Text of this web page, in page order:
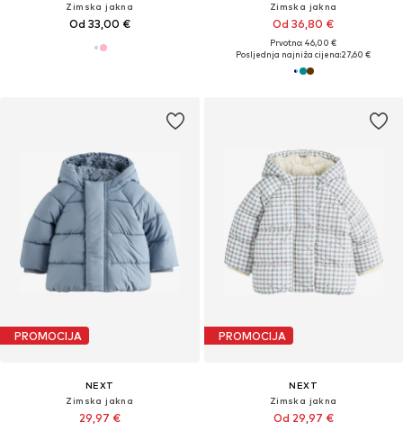
Zimska jakna
Od 33,00 €
Zimska jakna
Od 36,80 €
Prvotno: 46,00 €
Posljednja najniža cijena:27,60 €
PROMOCIJA
NEXT
Zimska jakna
29,97 €
PROMOCIJA
NEXT
Zimska jakna
Od 29,97 €